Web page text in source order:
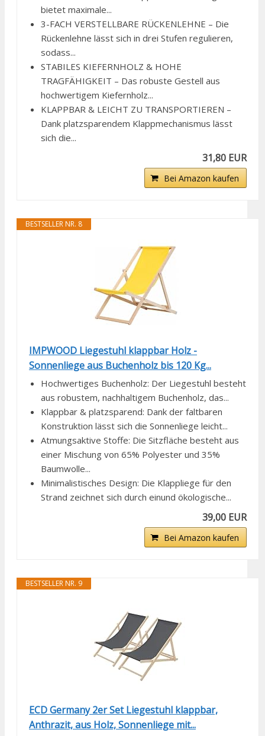
bietet maximale...
3-FACH VERSTELLBARE RÜCKENLEHNE – Die
Rückenlehne lässt sich in drei Stufen regulieren,
sodass...
STABILES KIEFERNHOLZ & HOHE
TRAGFÄHIGKEIT – Das robuste Gestell aus
hochwertigem Kiefernholz...
KLAPPBAR & LEICHT ZU TRANSPORTIEREN –
Dank platzsparendem Klappmechanismus lässt
sich die...
31,80 EUR
Bei Amazon kaufen
BESTSELLER NR. 8
IMPWOOD Liegestuhl klappbar Holz -
Sonnenliege aus Buchenholz bis 120 Kg...
Hochwertiges Buchenholz: Der Liegestuhl besteht
aus robustem, nachhaltigem Buchenholz, das...
Klappbar & platzsparend: Dank der faltbaren
Konstruktion lässt sich die Sonnenliege leicht...
Atmungsaktive Stoffe: Die Sitzfläche besteht aus
einer Mischung von 65% Polyester und 35%
Baumwolle...
Minimalistisches Design: Die Klappliege für den
Strand zeichnet sich durch einund ökologische...
39,00 EUR
Bei Amazon kaufen
BESTSELLER NR. 9
ECD Germany 2er Set Liegestuhl klappbar,
Anthrazit, aus Holz, Sonnenliege mit...